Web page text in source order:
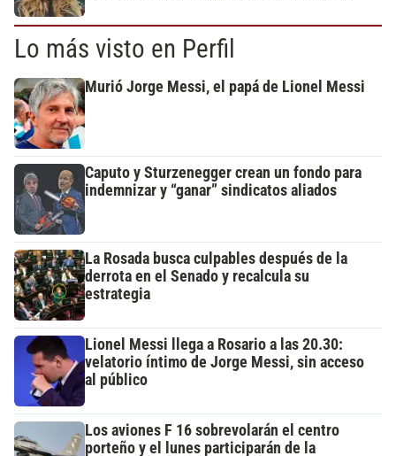
Lo más visto en Perfil
Murió Jorge Messi, el papá de Lionel Messi
Caputo y Sturzenegger crean un fondo para
indemnizar y “ganar” sindicatos aliados
La Rosada busca culpables después de la
derrota en el Senado y recalcula su
estrategia
Lionel Messi llega a Rosario a las 20.30:
velatorio íntimo de Jorge Messi, sin acceso
al público
Los aviones F 16 sobrevolarán el centro
porteño y el lunes participarán de la